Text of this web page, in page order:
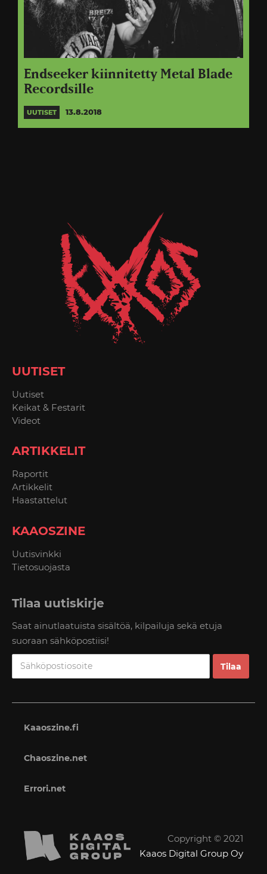
Endseeker kiinnitetty Metal Blade
Recordsille
UUTISET 13.8.2018
UUTISET
Uutiset
Keikat & Festarit
Videot
ARTIKKELIT
Raportit
Artikkelit
Haastattelut
KAAOSZINE
Uutisvinkki
Tietosuojasta
Tilaa uutiskirje
Saat ainutlaatuista sisältöä, kilpailuja sekä etuja
suoraan sähköpostiisi!
Kaaoszine.fi
Chaoszine.net
Errori.net
Copyright © 2021
Kaaos Digital Group Oy